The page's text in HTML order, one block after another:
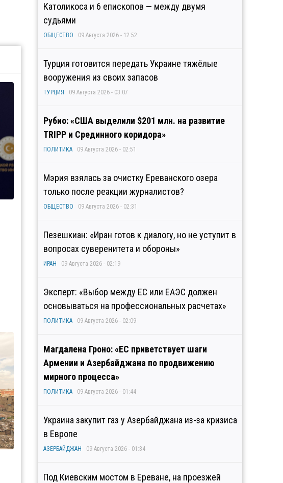
Католикоса и 6 епископов — между двумя
судьями
ОБЩЕСТВО 09 Августа 2026 - 12:52
Турция готовится передать Украине тяжёлые
вооружения из своих запасов
ТУРЦИЯ 09 Августа 2026 - 03:07
Рубио: «США выделили $201 млн. на развитие
TRIPP и Срединного коридора»
ПОЛИТИКА 09 Августа 2026 - 02:51
Мэрия взялась за очистку Ереванского озера
только после реакции журналистов?
ОБЩЕСТВО 09 Августа 2026 - 02:31
Пезешкиан: «Иран готов к диалогу, но не уступит в
вопросах суверенитета и обороны»
ИРАН 09 Августа 2026 - 02:19
Эксперт: «Выбор между ЕС или ЕАЭС должен
основываться на профессиональных расчетах»
ПОЛИТИКА 09 Августа 2026 - 02:09
Магдалена Гроно: «ЕС приветствует шаги
Армении и Азербайджана по продвижению
мирного процесса»
ПОЛИТИКА 09 Августа 2026 - 01:44
Украина закупит газ у Азербайджана из-за кризиса
в Европе
АЗЕРБАЙДЖАН 09 Августа 2026 - 01:34
Под Киевским мостом в Ереване, на проезжей